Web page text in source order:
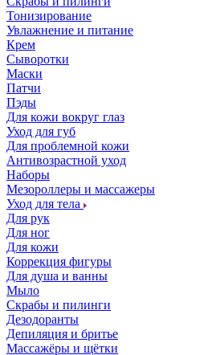
Тонизирование
Увлажнение и питание
Крем
Сыворотки
Маски
Патчи
Пэды
Для кожи вокруг глаз
Уход для губ
Для проблемной кожи
Антивозрастной уход
Наборы
Мезороллеры и массажеры
Уход для тела
Для рук
Для ног
Для кожи
Коррекция фигуры
Для душа и ванны
Мыло
Скрабы и пилинги
Дезодоранты
Депиляция и бритье
Массажёры и щётки